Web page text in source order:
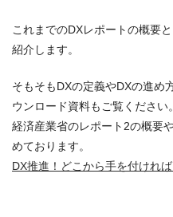
これまでのDXレポートの概要
紹介します。
そもそもDXの定義やDXの進め
ウンロード資料もご覧ください。
経済産業省のレポート2の概要
めております。
DX推進！どこから手を付けれ